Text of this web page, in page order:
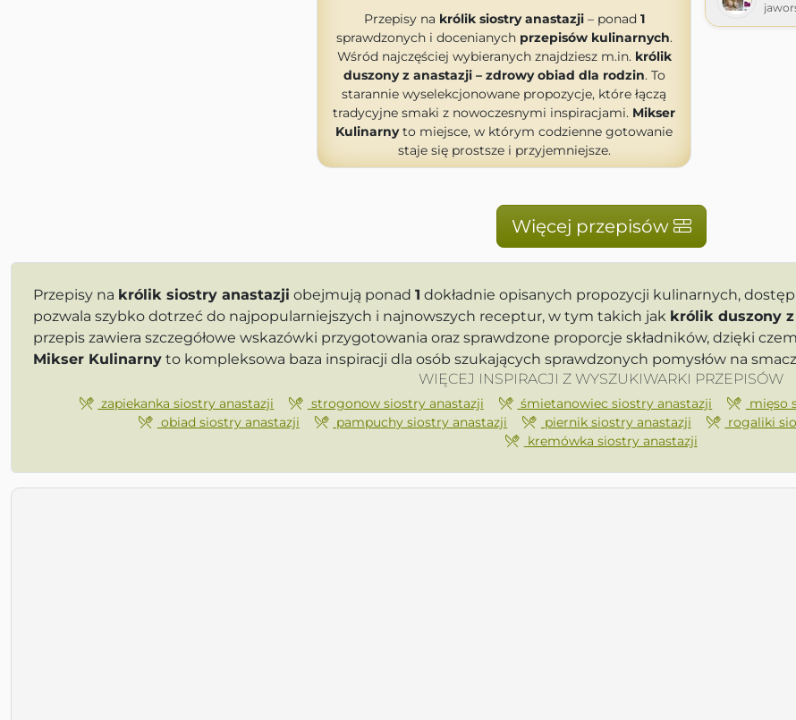
Przepisy na królik siostry anastazji– ponad 1
sprawdzonych i docenianych przepisów kulinarnych.
Wśród najczęściej wybieranych znajdziesz m.in. królik
duszony z anastazji – zdrowy obiad dla rodzin. To
starannie wyselekcjonowane propozycje, które łączą
tradycyjne smaki z nowoczesnymi inspiracjami. Mikser
Kulinarnyto miejsce, w którym codzienne gotowanie
staje się prostsze i przyjemniejsze.
Więcej przepisów
Przepisy na królik siostry anastazji obejmują ponad 1 dokładnie opisanych propozycji kulinarnych,
pozwala szybko dotrzeć do najpopularniejszych i najnowszych receptur, w tym takich jak królik duszony
przepis zawiera szczegółowe wskazówki przygotowania oraz sprawdzone proporcje składników, dzięki
Mikser Kulinarny to kompleksowa baza inspiracji dla osób szukających sprawdzonych pomysłów na
WIĘCEJ INSPIRACJI Z WYSZUKIWARKI PRZEPISÓW
zapiekanka siostry anastazji strogonow siostry anastazji śmietanowiec siostry anastazji mięso
obiad siostry anastazji
pampuchy siostry anastazji piernik siostry anastazji rogaliki
kremówka siostry anastazji